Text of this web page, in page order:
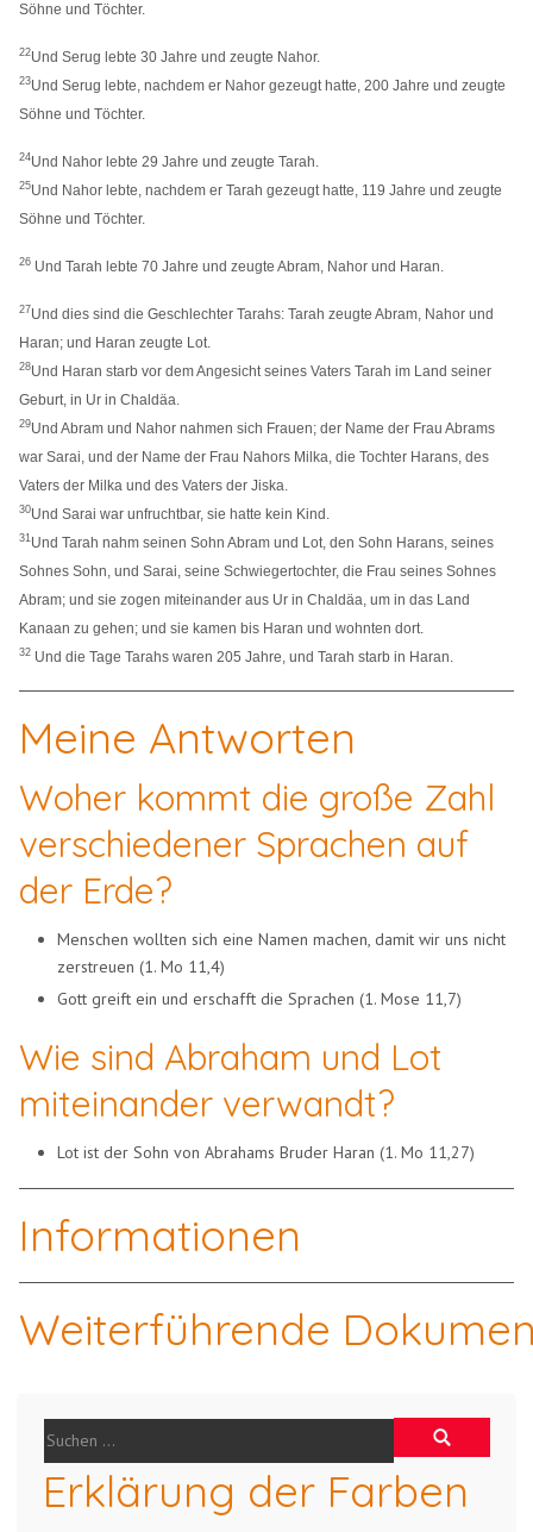
Söhne und Töchter.
22Und Serug lebte 30 Jahre und zeugte Nahor.
23Und Serug lebte, nachdem er Nahor gezeugt hatte, 200 Jahre und zeugte
Söhne und Töchter.
24Und Nahor lebte 29 Jahre und zeugte Tarah.
25Und Nahor lebte, nachdem er Tarah gezeugt hatte, 119 Jahre und zeugte
Söhne und Töchter.
26 Und Tarah lebte 70 Jahre und zeugte Abram, Nahor und Haran.
27Und dies sind die Geschlechter Tarahs: Tarah zeugte Abram, Nahor und
Haran; und Haran zeugte Lot.
28Und Haran starb vor dem Angesicht seines Vaters Tarah im Land seiner
Geburt, in Ur in Chaldäa.
29Und Abram und Nahor nahmen sich Frauen; der Name der Frau Abrams
war Sarai, und der Name der Frau Nahors Milka, die Tochter Harans, des
Vaters der Milka und des Vaters der Jiska.
30Und Sarai war unfruchtbar, sie hatte kein Kind.
31 Und Tarah nahm seinen Sohn Abram und Lot, den Sohn Harans, seines
Sohnes Sohn, und Sarai, seine Schwiegertochter, die Frau seines Sohnes
Abram; und sie zogen miteinander aus Ur in Chaldäa, um in das Land
Kanaan zu gehen; und sie kamen bis Haran und wohnten dort.
32 Und die Tage Tarahs waren 205 Jahre, und Tarah starb in Haran.
Meine Antworten
Woher kommt die große Zahl
verschiedener Sprachen auf
der Erde?
Menschen wollten sich eine Namen machen, damit wir uns nicht
zerstreuen (1. Mo 11,4)
Gott greift ein und erschafft die Sprachen (1. Mose 11,7)
Wie sind Abraham und Lot
miteinander verwandt?
Lot ist der Sohn von Abrahams Bruder Haran (1. Mo 11,27)
Informationen
Weiterführende
Erklärung der Farben